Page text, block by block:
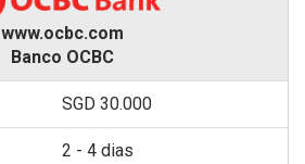
www.ocbc.com
Banco OCBC
SGD 30.000
2 - 4 dias